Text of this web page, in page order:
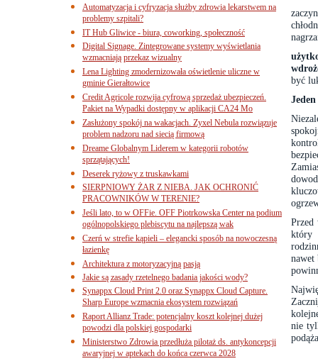
być
Przed
który
nawet
nie
Automatyzacja i cyfryzacja służby zdrowia lekarstwem na
problemy szpitali?
IT Hub Gliwice - biura, coworking, społeczność
Digital Signage. Zintegrowane systemy wyświetlania
wzmacniają przekaz wizualny
Lena Lighting zmodernizowała oświetlenie uliczne w
gminie Gierałtowice
Credit Agricole rozwija cyfrową sprzedaż ubezpieczeń.
Pakiet na Wypadki dostępny w aplikacji CA24 Mo
Zasłużony spokój na wakacjach. Zyxel Nebula rozwiązuje
problem nadzoru nad siecią firmową
Dreame Globalnym Liderem w kategorii robotów
sprzątających!
Deserek ryżowy z truskawkami
SIERPNIOWY ŻAR Z NIEBA. JAK OCHRONIĆ
PRACOWNIKÓW W TERENIE?
Jeśli lato, to w OFFie. OFF Piotrkowska Center na podium
ogólnopolskiego plebiscytu na najlepszą wak
Czerń w strefie kąpieli – elegancki sposób na nowoczesną
łazienkę
Architektura z motoryzacyjną pasją
Jakie są zasady rzetelnego badania jakości wody?
Synappx Cloud Print 2.0 oraz Synappx Cloud Capture.
Sharp Europe wzmacnia ekosystem rozwiązań
Raport Allianz Trade: potencjalny koszt kolejnej dużej
powodzi dla polskiej gospodarki
Ministerstwo Zdrowia przedłuża pilotaż ds. antykoncepcji
awaryjnej w aptekach do końca czerwca 2028